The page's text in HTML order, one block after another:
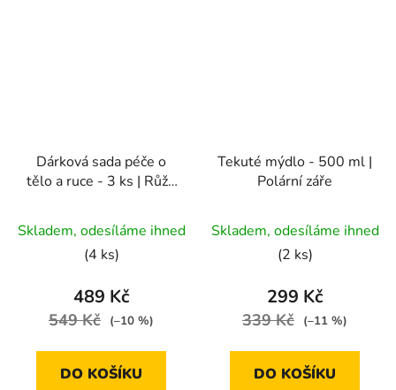
Dárková sada péče o
tělo a ruce - 3 ks | Růže
Skladem, odesíláme ihned
(4 ks)
489 Kč
549 Kč (–10 %)
DO KOŠÍKU
Tekuté mýdlo - 500 ml |
Polární záře
Skladem, odesíláme ihned
(2 ks)
299 Kč
339 Kč (–11 %)
DO KOŠÍKU